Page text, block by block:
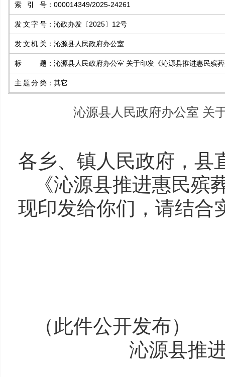
索引号 ： 000014349/2025-24261
发文字号 ： 沁政办发〔2025〕12号
发文机关 ： 沁源县人民政府办公室
标题 ： 沁源县人民政府办公室 关于印发《沁源县推进惠民殡
主题分类 ： 其它
沁源县人民政府办公室 关
各乡、镇人民政府，县
《沁源县推进惠民
现印发给你们，请结合
（此件公开发布）
沁源县推